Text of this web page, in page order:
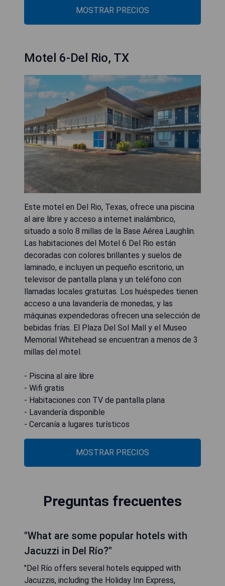
MOSTRAR PRECIOS
Motel 6-Del Rio, TX
Este motel en Del Rio, Texas, ofrece una piscina
al aire libre y acceso a internet inalámbrico,
situado a solo 8 millas de la Base Aérea Laughlin.
Las habitaciones del Motel 6 Del Rio están
decoradas con colores brillantes y suelos de
laminado, e incluyen un pequeño escritorio, un
televisor de pantalla plana y un teléfono con
llamadas locales gratuitas. Los huéspedes tienen
acceso a una lavandería de monedas, y las
máquinas expendedoras ofrecen una selección de
bebidas frías. El Plaza Del Sol Mall y el Museo
Memorial Whitehead se encuentran a menos de 3
millas del motel.
- Piscina al aire libre
- Wifi gratis
- Habitaciones con TV de pantalla plana
- Lavandería disponible
- Cercanía a lugares turísticos
MOSTRAR PRECIOS
Preguntas frecuentes
"What are some popular hotels with
Jacuzzi in Del Río?"
"Del Río offers several hotels equipped with
Jacuzzis, including the Holiday Inn Express,